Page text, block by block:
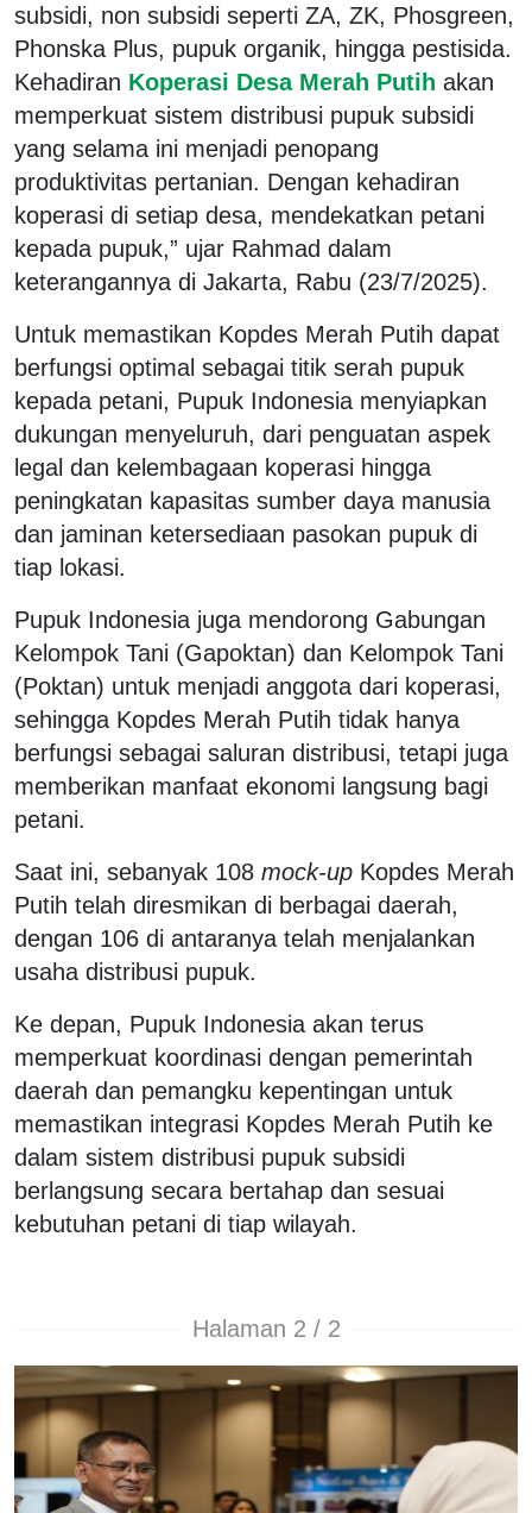
subsidi, non subsidi seperti ZA, ZK, Phosgreen,
Phonska Plus, pupuk organik, hingga pestisida.
Kehadiran Koperasi Desa Merah Putih akan
memperkuat sistem distribusi pupuk subsidi
yang selama ini menjadi penopang
produktivitas pertanian. Dengan kehadiran
koperasi di setiap desa, mendekatkan petani
kepada pupuk,” ujar Rahmad dalam
keterangannya di Jakarta, Rabu (23/7/2025).
Untuk memastikan Kopdes Merah Putih dapat
berfungsi optimal sebagai titik serah pupuk
kepada petani, Pupuk Indonesia menyiapkan
dukungan menyeluruh, dari penguatan aspek
legal dan kelembagaan koperasi hingga
peningkatan kapasitas sumber daya manusia
dan jaminan ketersediaan pasokan pupuk di
tiap lokasi.
Pupuk Indonesia juga mendorong Gabungan
Kelompok Tani (Gapoktan) dan Kelompok Tani
(Poktan) untuk menjadi anggota dari koperasi,
sehingga Kopdes Merah Putih tidak hanya
berfungsi sebagai saluran distribusi, tetapi juga
memberikan manfaat ekonomi langsung bagi
petani.
Saat ini, sebanyak 108 mock-up Kopdes Merah
Putih telah diresmikan di berbagai daerah,
dengan 106 di antaranya telah menjalankan
usaha distribusi pupuk.
Ke depan, Pupuk Indonesia akan terus
memperkuat koordinasi dengan pemerintah
daerah dan pemangku kepentingan untuk
memastikan integrasi Kopdes Merah Putih ke
dalam sistem distribusi pupuk subsidi
berlangsung secara bertahap dan sesuai
kebutuhan petani di tiap wilayah.
Halaman 2 / 2